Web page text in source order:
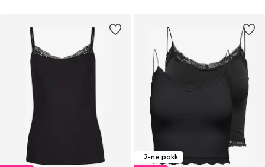
2-ne pakk